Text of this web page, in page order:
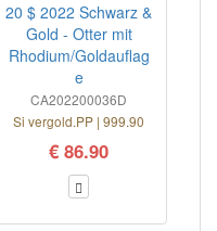
20 $ 2022 Schwarz &
Gold - Otter mit
Rhodium/Goldauflag
e
CA202200036D
Si vergold.PP | 999.90
€ 86.90